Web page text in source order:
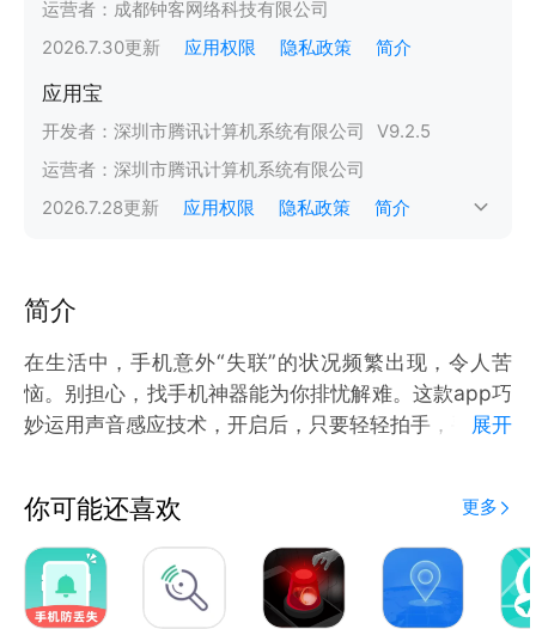
运营者： 成都钟客网络科技有限公司
2026.7.30更新 应用权限 隐私政策 简介
应用宝
开发者： 深圳市腾讯计算机系统有限公司 V9.2.5
运营者： 深圳市腾讯计算机系统有限公司
2026.7.28更新 应用权限 隐私政策 简介
简介
在生活中，手机意外“失联”的状况频繁出现，令人苦
恼。别担心，找手机神器能为你排忧解难。这款app巧
妙运用声音感应技术，开启后，只要轻轻拍手，手机就
位置。无论是被衣物遮盖，还是遗忘在房间角落，找手
机神器都能大显身手。界面简洁，操作便捷，即便是初
次使用的用户，也能轻松上手，让你从此告别找手机的
困扰，享受便捷无忧的生活。
展开
你可能还喜欢 更多